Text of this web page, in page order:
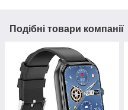
Подібні товари компанії